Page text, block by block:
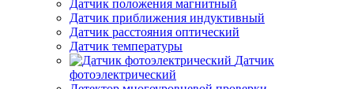
Датчик положения магнитный
Датчик приближения индуктивный
Датчик расстояния оптический
Датчик температуры
Датчик
фотоэлектрический